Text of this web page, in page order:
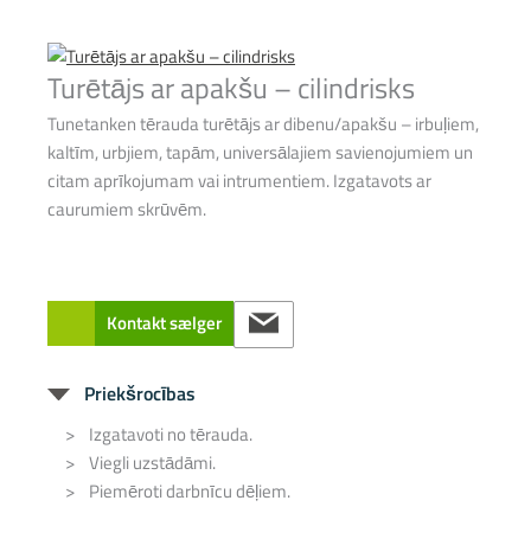
Turētājs ar apakšu – cilindrisks
Tunetanken tērauda turētājs ar dibenu/apakšu – irbuļiem,
kaltīm, urbjiem, tapām, universālajiem savienojumiem un
citam aprīkojumam vai intrumentiem. Izgatavots ar
caurumiem skrūvēm.
Kontakt sælger
Priekšrocības
Izgatavoti no tērauda.
Viegli uzstādāmi.
Piemēroti darbnīcu dēļiem.